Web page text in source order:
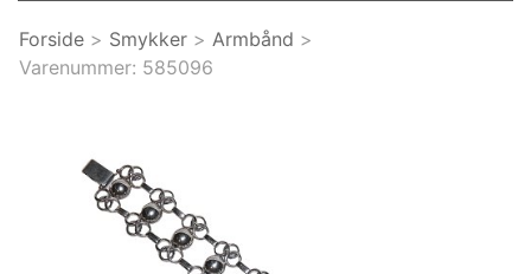
Forside > Smykker > Armbånd >
Varenummer: 585096